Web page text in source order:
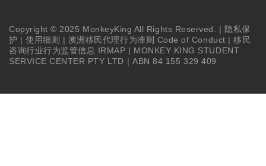
Copyright © 2025 MonkeyKing All Rights Reserved. |隐私保
护 |使用细则 | 澳洲移民代理行为准则 Code of Conduct |移民
咨询行业行为监管信息 IRMAP | MONKEY KING STUDENT
SERVICE CENTER PTY LTD｜ABN 84 155 329 409